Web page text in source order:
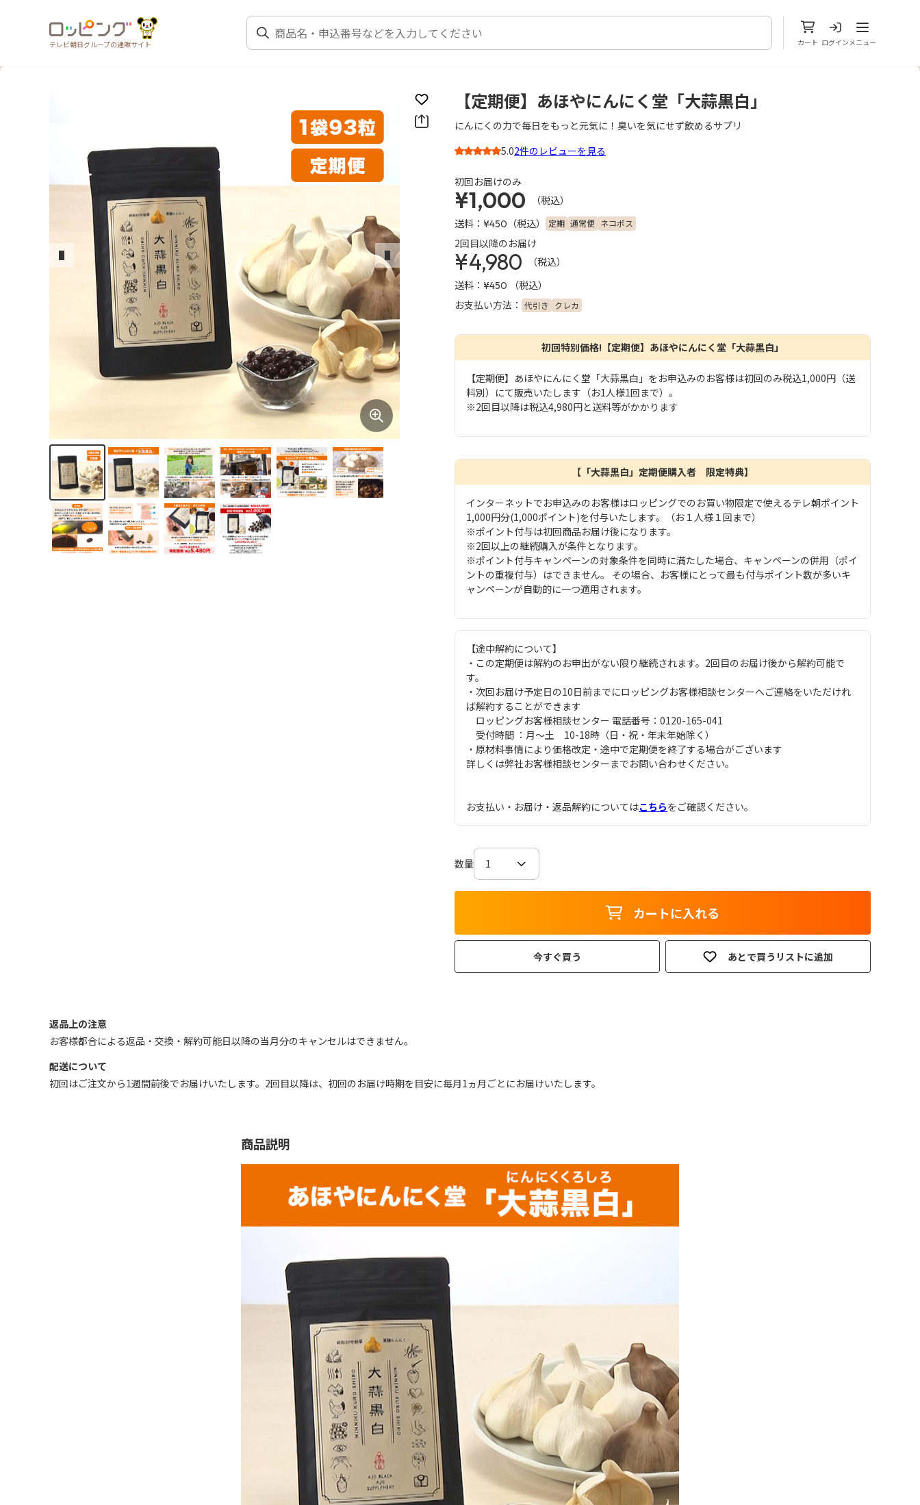
テレビ朝日グループの通販サイト カート ログイン
メニューを開
メニュー
前のスライド 次のスライド
お気に入りに登録【定期便】あほやにんにく堂「大蒜黒白」
にんにくの力で毎日をもっと元気に！臭いを気にせず飲めるサプリ
5.02件のレビューを見る
初回お届けのみ
¥1,000
（税込）
送料： ¥450 （税込） 定期 通常便 ネコポス
2回目以降のお届け
¥4,980
（税込）
送料： ¥450
（税込）
お支払い方法： 代引き クレカ
初回特別価格!【定期便】あほやにんにく堂「大蒜黒白」
【定期便】あほやにんにく堂「大蒜黒白」をお申込みのお客様は初回のみ税込1,000円（送
料別）にて販売いたします（お1人様1回まで）。
※2回目以降は税込4,980円と送料等がかかります
【「大蒜黒白」定期便購入者 限定特典】
インターネットでお申込みのお客様はロッピングでのお買い物限定で使えるテレ朝ポイント
1,000円分(1,000ポイント)を付与いたします。（お１人様１回まで）
※ポイント付与は初回商品お届け後になります。
※2回以上の継続購入が条件となります。
※ポイント付与キャンペーンの対象条件を同時に満たした場合、キャンペーンの併用（ポイ
ントの重複付与）はできません。 その場合、お客様にとって最も付与ポイント数が多いキ
ャンペーンが自動的に一つ適用されます。
【途中解約について】
・この定期便は解約のお申出がない限り継続されます。2回目のお届け後から解約可能で
す。
・次回お届け予定日の10日前までにロッピングお客様相談センターへご連絡をいただけれ
ば解約することができます
ロッピングお客様相談センター 電話番号：0120-165-041
受付時間 ：月～土 10-18時（日・祝・年末年始除く）
・原材料事情により価格改定・途中で定期便を終了する場合がございます
詳しくは弊社お客様相談センターまでお問い合わせください。
お支払い・お届け・返品解約についてはこちらをご確認ください。
数量
カートに入れる
今すぐ買う あとで買うリストに追加
返品上の注意
お客様都合による返品・交換・解約可能日以降の当月分のキャンセルはできません｡
配送について
初回はご注文から1週間前後でお届けいたします。2回目以降は、初回のお届け時期を目安に毎月1ヵ月ごとにお届けいたします。
商品説明